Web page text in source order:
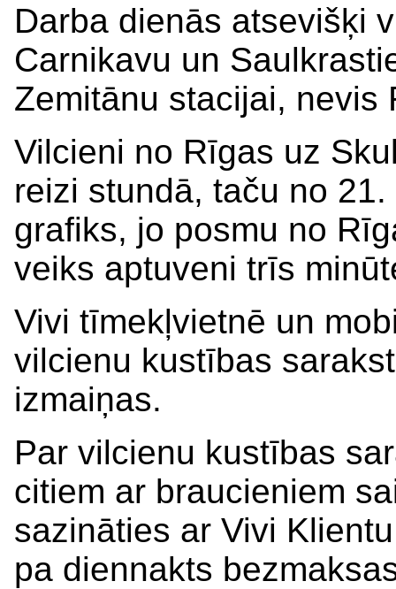
Darba dienās atsevišķi
Carnikavu un
Zemitānu stacijai, nevis
Vilcieni no Rīgas uz
reizi stundā, taču no
grafiks, jo posmu no
veiks aptuveni trīs
Vivi tīmekļvietnē un
vilcienu kustības
izmaiņas.
Par vilcienu kustības
citiem ar braucieniem
sazināties ar Vivi
pa diennakts